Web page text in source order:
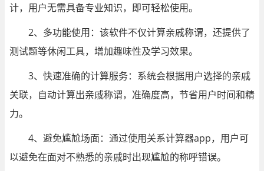
计，用户无需具备专业知识，即可轻松使用。
2、多功能使用：该软件不仅计算亲戚称谓，还提供了
测试题等休闲工具，增加趣味性及学习效果。
3、快速准确的计算服务：系统会根据用户选择的亲戚
关联，自动计算出亲戚称谓，准确度高，节省用户时间和精
力。
4、避免尴尬场面：通过使用关系计算器app，用户可
以避免在面对不熟悉的亲戚时出现尴尬的称呼错误。